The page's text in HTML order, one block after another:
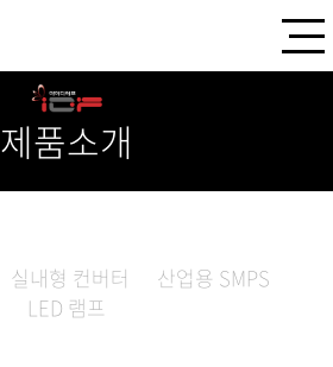
제품소개
실내형 컨버터
산업용 SMPS
LED 램프